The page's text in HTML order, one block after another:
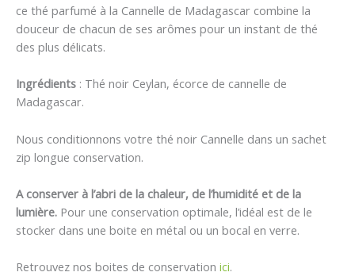
ce thé parfumé à la Cannelle de Madagascar combine la
douceur de chacun de ses arômes pour un instant de thé
des plus délicats.
Ingrédients : Thé noir Ceylan, écorce de cannelle de
Madagascar.
Nous conditionnons votre thé noir Cannelle dans un sachet
zip longue conservation.
A conserver à l’abri de la chaleur, de l’humidité et de la
lumière. Pour une conservation optimale, l’idéal est de le
stocker dans une boite en métal ou un bocal en verre.
Retrouvez nos boites de conservation ici.